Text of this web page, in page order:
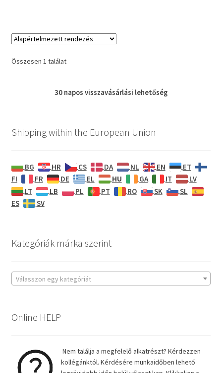
Összesen 1 találat
30 napos visszavásárlási lehetőség
Shipping within the European Union
BG HR CS DA NL EN
ET
FI
FR DE EL HU GA IT
LV
LT
LB PL PT RO SK
SL
ES
SV
Kategóriák márka szerint
Válasszon egy kategóriát
Online HELP
Nem találja a megfelelő alkatrészt? Kérdezzen
kollégánktól. Kérdésére munkaidőben lehető